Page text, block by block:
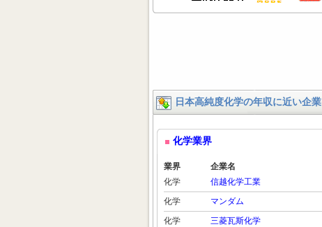
日本高純度化学の年収に近い企業
化学業界
業界 企業名
化学
信越化学工業
化学
マンダム
化学
三菱瓦斯化学